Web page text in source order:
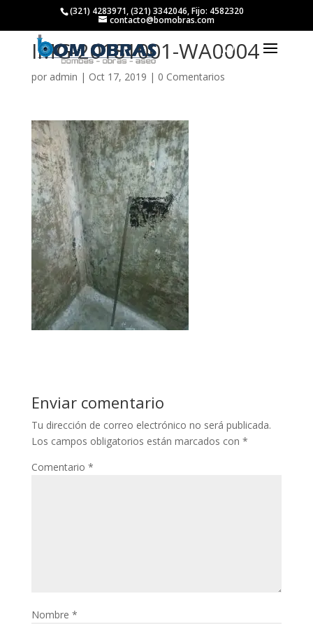
(321) 4283971, (321) 3342046, Fijo: 4582320
contacto@bomobras.com
IMG-20181001-WA0004
por admin | Oct 17, 2019 | 0 Comentarios
Enviar comentario
Tu dirección de correo electrónico no será publicada.
Los campos obligatorios están marcados con *
Comentario *
Nombre *